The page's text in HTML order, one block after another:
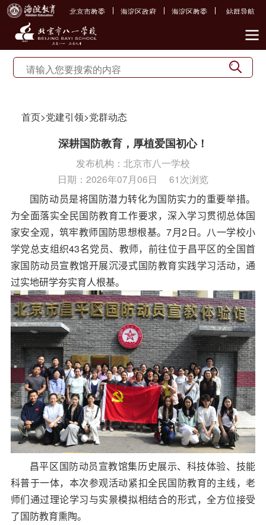
北京市教委 海淀区政府 海淀区教委 站群导航
首页>党建引领>党群动态
深耕国防教育，厚植爱国初心！
发布机构： 北京市八一学校
日期： 2026年07月06日 61次浏览
国防动员是将国防潜力转化为国防实力的重要举措。
为全面落实全民国防教育工作要求，深入学习贯彻总体国
家安全观，筑牢教师国防思想根基。7月2日。八一学校小
学党总支组织43名党员、教师，前往位于昌平区的全国首
家国防动员宣教馆开展沉浸式国防教育实践学习活动，通
过实地研学夯实育人根基。
昌平区国防动员宣教馆集历史展示、科技体验、技能
科普于一体，本次参观活动紧扣全民国防教育的主线，老
师们通过理论学习与实景模拟相结合的形式，全方位接受
了国防教育熏陶。